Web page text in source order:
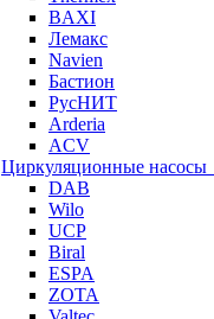
BAXI
Лемакс
Navien
Бастион
РусНИТ
Arderia
ACV
Циркуляционные насосы
DAB
Wilo
UCP
Biral
ESPA
ZOTA